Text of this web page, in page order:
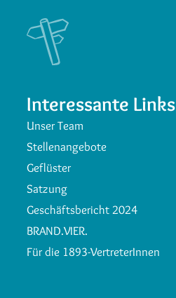
Interessante Links
Unser Team
Stellenangebote
Geflüster
Satzung
Geschäftsbericht 2024
BRAND.VIER.
Für die 1893-VertreterInnen